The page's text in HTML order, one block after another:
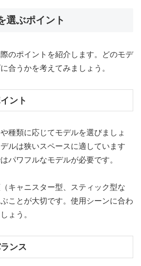
選ぶポイント
のポイントを紹介します。どのモデ
合うかを考えてみましょう。
ント
種類に応じてモデルを選びましょ
ルは狭いスペースに適しています
パワフルなモデルが必要です。
キャニスター型、スティック型な
ことが大切です。使用シーンに合わ
ょう。
ンス